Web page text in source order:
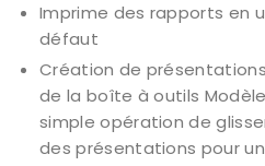
Imprime des rapports en
défaut
Création de
de la boîte à outils
simple opération de
des présentations pour